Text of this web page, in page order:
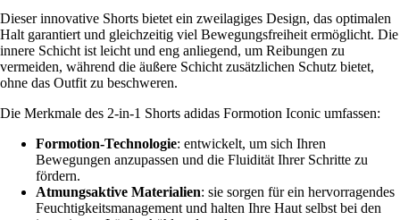
Dieser innovative Shorts bietet ein zweilagiges Design, das optimalen
Halt garantiert und gleichzeitig viel Bewegungsfreiheit ermöglicht. Die
innere Schicht ist leicht und eng anliegend, um Reibungen zu
vermeiden, während die äußere Schicht zusätzlichen Schutz bietet,
ohne das Outfit zu beschweren.
Die Merkmale des 2-in-1 Shorts adidas Formotion Iconic umfassen:
Formotion-Technologie: entwickelt, um sich Ihren
Bewegungen anzupassen und die Fluidität Ihrer Schritte zu
fördern.
Atmungsaktive Materialien: sie sorgen für ein hervorragendes
Feuchtigkeitsmanagement und halten Ihre Haut selbst bei den